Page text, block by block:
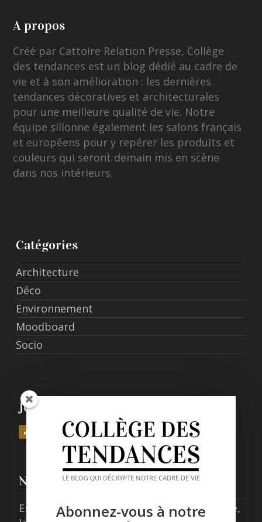
A propos
Créé par Cattoire Relation Presse, Collège
des tendances est un blog dédié au cadre de
vie et à son amélioration : les dernières
tendances décoratives et architecturales
pour une meilleure qualité de vie. Notre
équipe sillonne également les salons français
et européens pour y repérer les produits et
couleurs qui seront demain mis en scène
dans nos intérieurs.
Catégories
Architecture
Déco
Environnement
Moodboard
Socio
Join Us
Nos derniers posts
Entre expérience, confort et responsabilité,
Abonnez-vous à notre